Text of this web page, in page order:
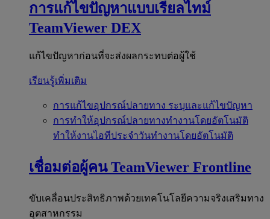
การแก้ไขปัญหาแบบเรียลไทม์
TeamViewer DEX
แก้ไขปัญหาก่อนที่จะส่งผลกระทบต่อผู้ใช้
เรียนรู้เพิ่มเติม
การแก้ไขอุปกรณ์ปลายทาง ระบุและแก้ไขปัญหา
การทำให้อุปกรณ์ปลายทางทำงานโดยอัตโนมัติ
ทำให้งานไอทีประจำวันทำงานโดยอัตโนมัติ
เชื่อมต่อผู้คน TeamViewer Frontline
ขับเคลื่อนประสิทธิภาพด้วยเทคโนโลยีความจริงเสริมทาง
อุตสาหกรรม